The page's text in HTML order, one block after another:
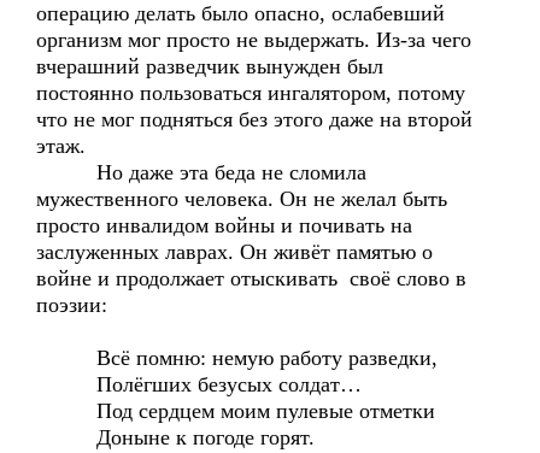
операцию делать было опасно, ослабевший
организм мог просто не выдержать. Из-за чего
вчерашний разведчик вынужден был
постоянно пользоваться ингалятором, потому
что не мог подняться без этого даже на второй
этаж.
Но даже эта беда не сломила
мужественного человека. Он не желал быть
просто инвалидом войны и почивать на
заслуженных лаврах. Он живёт памятью о
войне и продолжает отыскивать своё слово в
поэзии:
Всё помню: немую работу разведки,
Полёгших безусых солдат…
Под сердцем моим пулевые отметки
Доныне к погоде горят.